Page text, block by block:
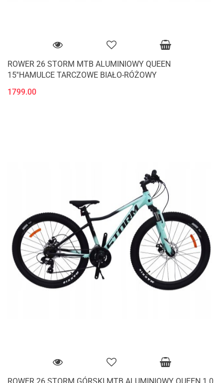
ROWER 26 STORM MTB ALUMINIOWY QUEEN
15''HAMULCE TARCZOWE BIAŁO-RÓŻOWY
1799.00
ROWER 26 STORM GÓRSKI MTB ALUMINIOWY QUEEN 1.0